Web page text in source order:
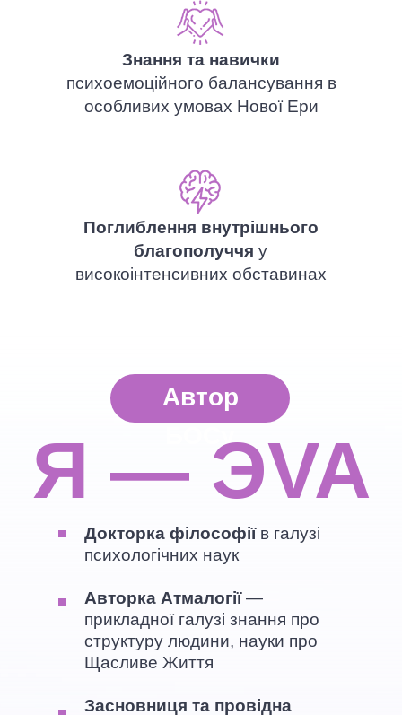
Знання та навички
психоемоційного балансування в
особливих умовах Нової Ери
Поглиблення внутрішнього
благополуччя у
високоінтенсивних обставинах
Автор
БОСу
Докторка філософіїв галузі
психологічних наук
Авторка Атмалогії—
прикладної галузі знання про
структуру людини, науки про
Щасливе Життя
Засновниця та провідна
Я — ЭVA